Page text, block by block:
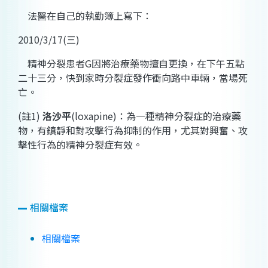
法醫在自己的執勤簿上寫下：
2010/3/17(三)
精神分裂患者G因將治療藥物擅自更換，在下午五點
二十三分，快到家時分裂症發作衝向路中車輛，當場死
亡。
(註1) 洛沙平(loxapine) ：為一種精神分裂症的治療藥
物，有鎮靜和對攻擊行為抑制的作用，尤其對興奮、攻
擊性行為的精神分裂症有效。
相關檔案
相關檔案